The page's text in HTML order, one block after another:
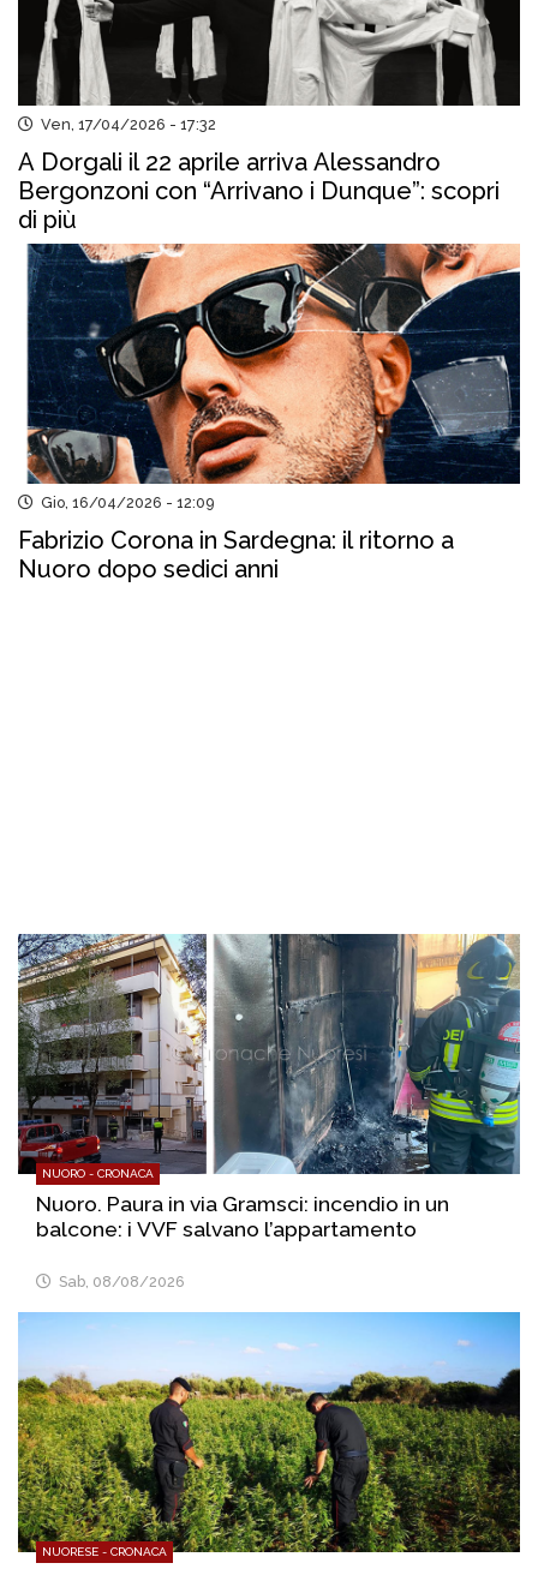
Ven, 17/04/2026 - 17:32
A Dorgali il 22 aprile arriva Alessandro
Bergonzoni con “Arrivano i Dunque”: scopri
di più
Gio, 16/04/2026 - 12:09
Fabrizio Corona in Sardegna: il ritorno a
Nuoro dopo sedici anni
NUORO - CRONACA
Nuoro. Paura in via Gramsci: incendio in un
balcone: i VVF salvano l’appartamento
Sab, 08/08/2026
NUORESE - CRONACA